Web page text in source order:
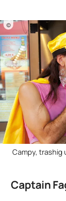
©
Campy, trashig
Captain